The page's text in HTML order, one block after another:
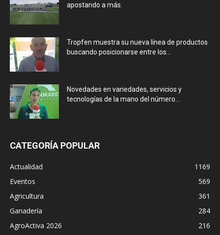
apostando a más.
Tropfen muestra su nueva línea de productos
buscando posicionarse entre los...
Novedades en variedades, servicios y
tecnologías de la mano del número...
CATEGORÍA POPULAR
Actualidad
1169
Eventos
569
Agricultura
361
Ganadería
284
AgroActiva 2026
216